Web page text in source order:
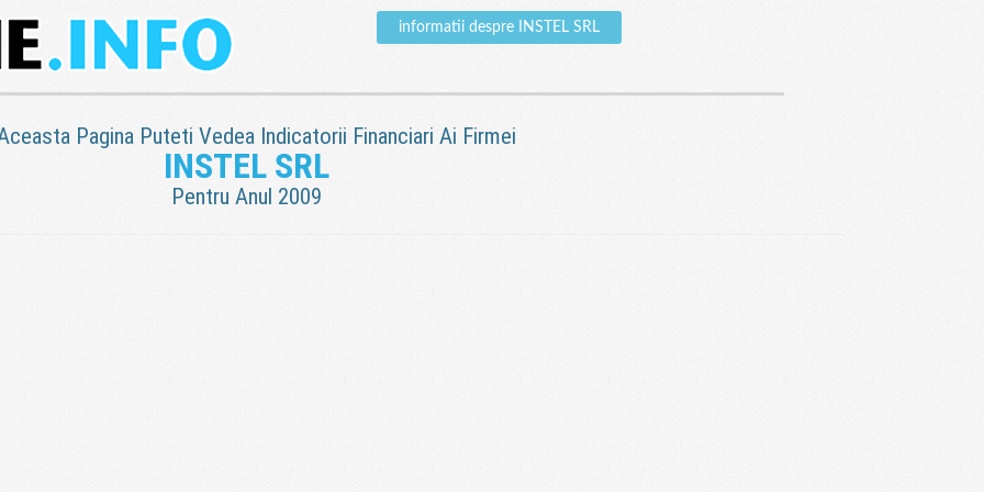
informatii despre INSTEL SRL
Pagina Puteti Vedea Indicatorii Financiari Ai Firmei
INSTEL SRL
Pentru Anul 2009